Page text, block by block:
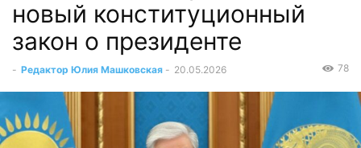
новый конституционный
закон о президенте
- Редактор Юлия Машковская - 20.05.2026 78